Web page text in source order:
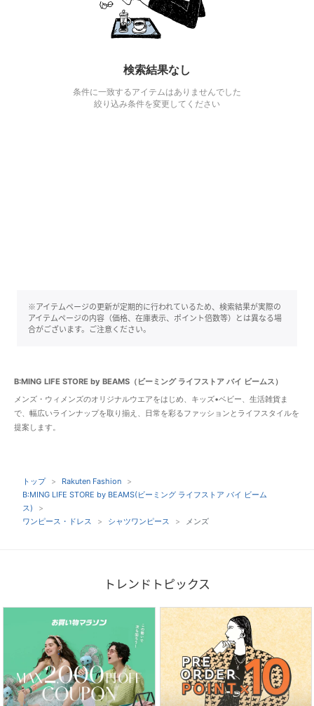
検索結果なし
条件に一致するアイテムはありませんでした
絞り込み条件を変更してください
※アイテムページの更新が定期的に行われているため、検索結果が実際の
アイテムページの内容（価格、在庫表示、ポイント倍数等）とは異なる場
合がございます。ご注意ください。
B:MING LIFE STORE by BEAMS（ビーミング ライフストア バイ ビームス）
メンズ・ウィメンズのオリジナルウエアをはじめ、キッズ•ベビー、生活雑貨ま
で、幅広いラインナップを取り揃え、日常を彩るファッションとライフスタイルを
提案します。
トップ
Rakuten Fashion
B:MING LIFE STORE by BEAMS(ビーミング ライフストア バイ ビーム
ス)
ワンピース・ドレス
シャツワンピース メンズ
トレンドトピックス